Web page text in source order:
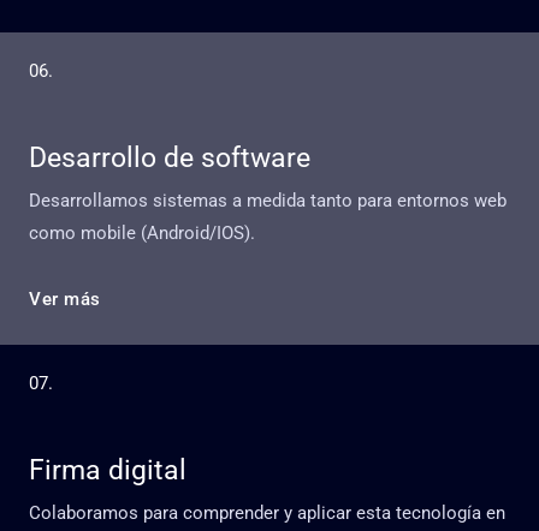
06.
Desarrollo de software
Desarrollamos sistemas a medida tanto para entornos web
como mobile (Android/IOS).
Ver más
07.
Firma digital
Colaboramos para comprender y aplicar esta tecnología en